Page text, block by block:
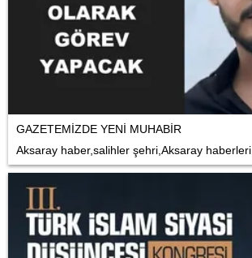
GAZETEMİZDE YENİ MUHABİR
Aksaray haber,salihler şehri,Aksaray haberleri